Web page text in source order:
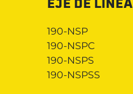
EJE DE LÍNEA
190-NSP
190-NSPC
190-NSPS
190-NSPSS